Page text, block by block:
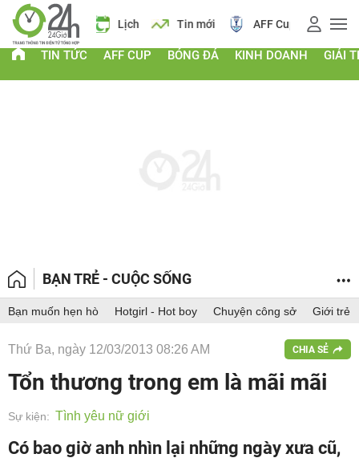
Lịch Tin mới AFF Cup Giá vàng
TIN TỨC AFF CUP BÓNG ĐÁ KINH DOANH GIẢI
BẠN TRẺ - CUỘC SỐNG
Bạn muốn hẹn hò Hotgirl - Hot boy Chuyện công sở Giới trẻ
Thứ Ba, ngày 12/03/2013 08:26 AM CHIA SẺ
Tổn thương trong em là mãi mãi
Sự kiện: Tình yêu nữ giới
Có bao giờ anh nhìn lại những ngày xưa cũ,